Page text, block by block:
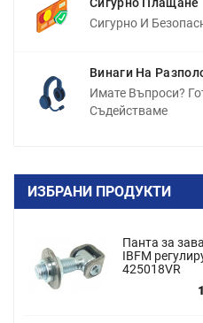
Сигурно Плащане
Сигурно И
Винаги На
Имате Въпроси?
Съдействаме
ИЗБРАНИ ПРОДУКТИ
Панта за
IBFM
425018VR